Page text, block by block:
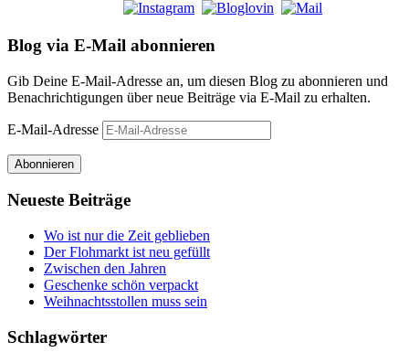
Blog via E-Mail abonnieren
Gib Deine E-Mail-Adresse an, um diesen Blog zu abonnieren und
Benachrichtigungen über neue Beiträge via E-Mail zu erhalten.
E-Mail-Adresse
Abonnieren
Neueste Beiträge
Wo ist nur die Zeit geblieben
Der Flohmarkt ist neu gefüllt
Zwischen den Jahren
Geschenke schön verpackt
Weihnachtsstollen muss sein
Schlagwörter